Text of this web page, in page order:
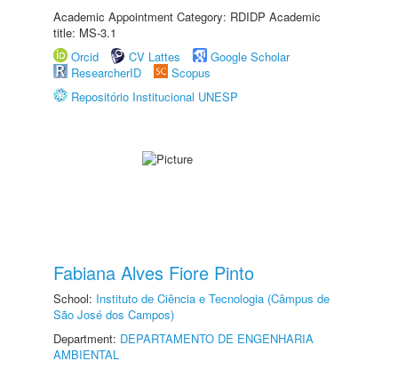
Academic Appointment Category: RDIDP Academic
title: MS-3.1
Orcid
CV Lattes
Google Scholar
ResearcherID
Scopus
Repositório Institucional UNESP
Fabiana Alves Fiore Pinto
School: Instituto de Ciência e Tecnologia (Câmpus de
São José dos Campos)
Department: DEPARTAMENTO DE ENGENHARIA
AMBIENTAL